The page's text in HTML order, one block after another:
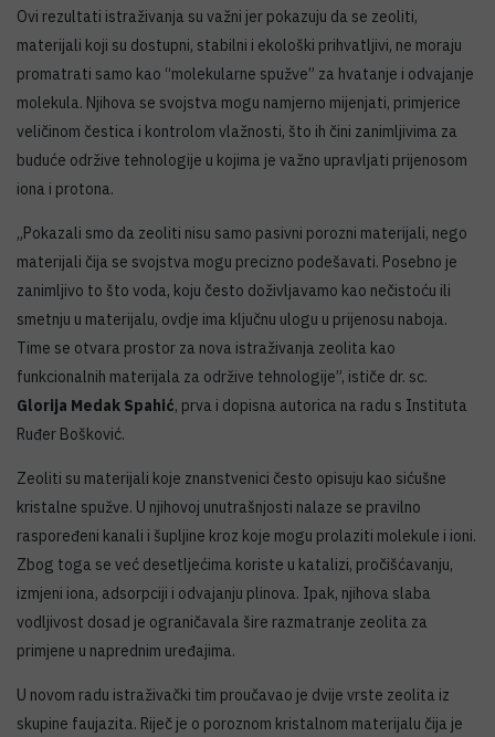
Ovi rezultati istraživanja su važni jer pokazuju da se zeoliti,
materijali koji su dostupni, stabilni i ekološki prihvatljivi, ne moraju
promatrati samo kao “molekularne spužve” za hvatanje i odvajanje
molekula. Njihova se svojstva mogu namjerno mijenjati, primjerice
veličinom čestica i kontrolom vlažnosti, što ih čini zanimljivima za
buduće održive tehnologije u kojima je važno upravljati prijenosom
iona i protona.
„Pokazali smo da zeoliti nisu samo pasivni porozni materijali, nego
materijali čija se svojstva mogu precizno podešavati. Posebno je
zanimljivo to što voda, koju često doživljavamo kao nečistoću ili
smetnju u materijalu, ovdje ima ključnu ulogu u prijenosu naboja.
Time se otvara prostor za nova istraživanja zeolita kao
funkcionalnih materijala za održive tehnologije”, ističe dr. sc.
Glorija Medak Spahić, prva i dopisna autorica na radu s Instituta
Ruđer Bošković.
Zeoliti su materijali koje znanstvenici često opisuju kao sićušne
kristalne spužve. U njihovoj unutrašnjosti nalaze se pravilno
raspoređeni kanali i šupljine kroz koje mogu prolaziti molekule i ioni.
Zbog toga se već desetljećima koriste u katalizi, pročišćavanju,
izmjeni iona, adsorpciji i odvajanju plinova. Ipak, njihova slaba
vodljivost dosad je ograničavala šire razmatranje zeolita za
primjene u naprednim uređajima.
U novom radu istraživački tim proučavao je dvije vrste zeolita iz
skupine faujazita. Riječ je o poroznom kristalnom materijalu čija je